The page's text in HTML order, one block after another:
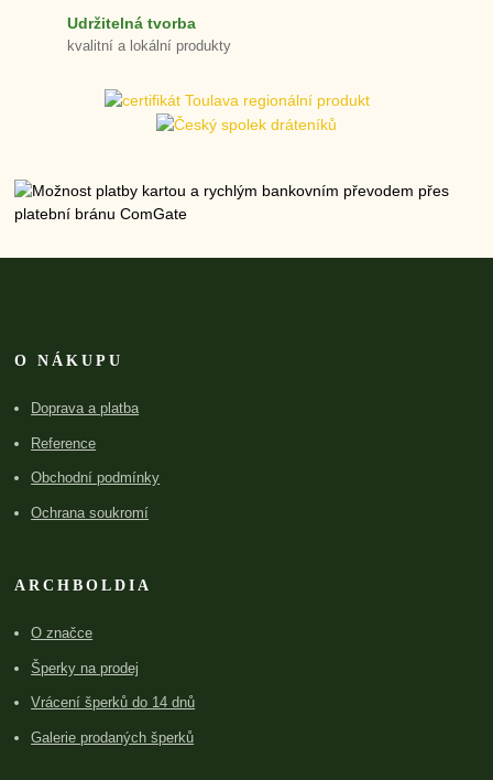
Udržitelná tvorba
kvalitní a lokální produkty
O NÁKUPU
Doprava a platba
Reference
Obchodní podmínky
Ochrana soukromí
ARCHBOLDIA
O značce
Šperky na prodej
Vrácení šperků do 14 dnů
Galerie prodaných šperků